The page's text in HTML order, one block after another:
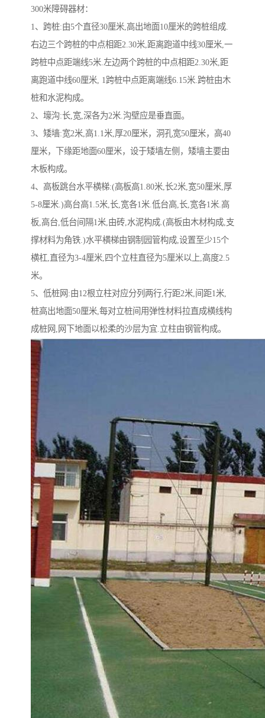
300米障碍器材：
1、跨桩:由5个直径30厘米,高出地面10厘米的跨桩组成.
右边三个跨桩的中点相距2.30米,距离跑道中线30厘米,一
跨桩中点距端线5米.左边两个跨桩的中点相距2.30米,距
离跑道中线60厘米, 1跨桩中点距离端线6.15米.跨桩由木
桩和水泥构成。
2、壕沟:长,宽,深各为2米.沟壁应是垂直面。
3、矮墙:宽2米,高1.1米,厚20厘米，洞孔宽50厘米，高40
厘米，下缘距地面60厘米，设于矮墙左侧，矮墙主要由
木板构成。
4、高板跳台水平横梯:(高板高1.80米,长2米,宽50厘米,厚
5-8厘米.)高台高1.5米,长,宽各1米.低台高,长,宽各1米.高
板,高台,低台间隔1米,由砖,水泥构成.(高板由木材构成,支
撑材料为角铁.)水平横梯由钢制园管构成,设置至少15个
横杠,直径为3-4厘米,四个立柱直径为5厘米以上,高度2.5
米。
5、低桩网:由12根立柱对应分列两行,行距2米,间距1米,
桩高出地面50厘米,每对立桩间用弹性材料拉直成横线构
成桩网,网下地面以松柔的沙层为宜.立柱由钢管构成。